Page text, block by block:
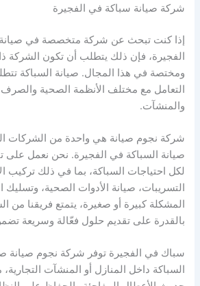
شركة صيانة سباكة في الفجيرة
إذا كنت تبحث عن شركة متخصصة في صيانة
الفجيرة، فإن ذلك يتطلب أن تكون الشركة
ومختصة في هذا المجال. صيانة السباكة
التعامل مع مختلف الأنظمة الصحية
والمنشآت.
شركة نجوم صيانة هي واحدة من الشركات
صيانة السباكة في الفجيرة. نحن نعمل على
لكل احتياجات السباكة، بما في ذلك تركيب
التسريبات، صيانة الأدوات الصحية،
المشكلة كبيرة أو صغيرة، يتمتع فريقنا من
بالقدرة على تقديم حلول فعّالة وسريعة
سباك في الفجيرة توفر شركة نجوم صيانة
السباكة داخل المنازل أو المنشآت